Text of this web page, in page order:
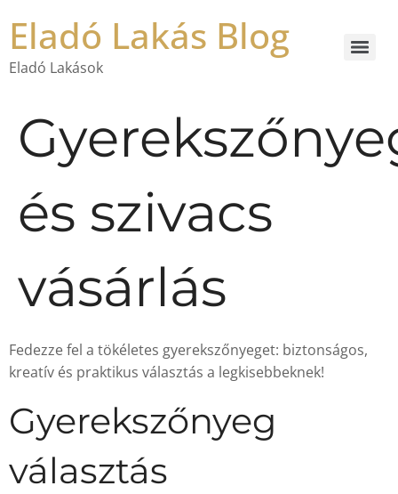
Eladó Lakás Blog
Eladó Lakások
és szivacs
vásárlás
Fedezze fel a tökéletes gyerekszőnyeget: biztonságos,
kreatív és praktikus választás a legkisebbeknek!
Gyerekszőnyeg
választás